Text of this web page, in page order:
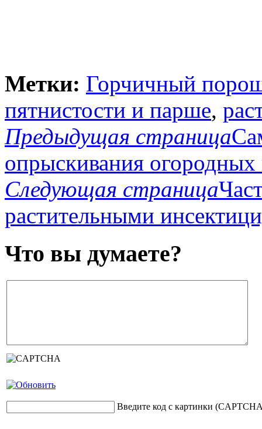
Метки: Горчичный
пятнистости и парше,
Предыдущая страница
опрыскивания огородных
Следующая страница
растительными
Что вы думаете?
Введите код с картинки